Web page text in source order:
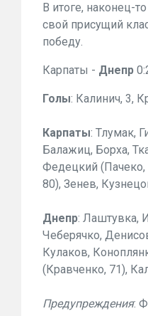
В итоге, наконец-
свой присущий
победу.
Карпаты - Днепр
Голы: Калинич, 3,
Карпаты: Тлумак,
Балажиц, Борха,
Федецкий (Пачеко,
80), Зенев,
Днепр: Лаштувка,
Чеберячко,
Кулаков,
(Кравченко, 71),
Предупреждения: